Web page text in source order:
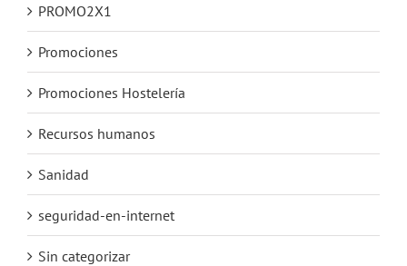
PROMO2X1
Promociones
Promociones Hostelería
Recursos humanos
Sanidad
seguridad-en-internet
Sin categorizar